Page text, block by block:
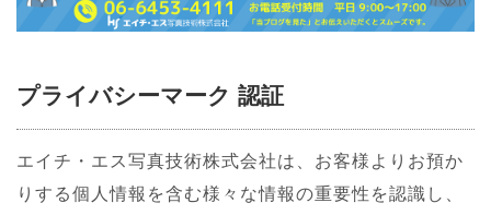
プライバシーマーク 認証
エイチ・エス写真技術株式会社は、お客様よりお預か
りする個人情報を含む様々な情報の重要性を認識し、